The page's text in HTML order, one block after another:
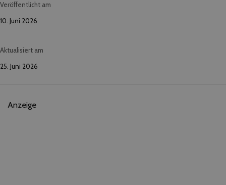
Veröffentlicht am
10. Juni 2026
Aktualisiert am
25. Juni 2026
Anzeige